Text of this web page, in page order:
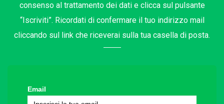
consenso al trattamento dei dati e clicca sul pulsante
“Iscriviti”. Ricordati di confermare il tuo indirizzo mail
cliccando sul link che riceverai sulla tua casella di posta.
Email